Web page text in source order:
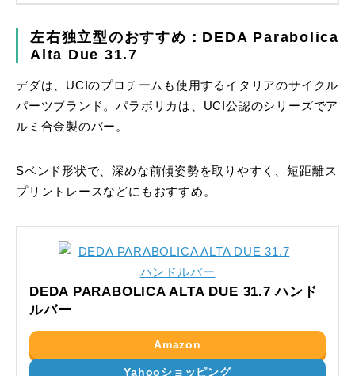
左右独立型のおすすめ：DEDA Parabolica
Alta Due 31.7
デダは、UCIのプロチームも使用するイタリアのサイクル
パーツブランド。パラボリカは、UCI公認のシリーズでア
ルミ合金製のバー。
Sベンド形状で、深めな前傾姿勢を取りやすく、短距離ス
プリントレースなどにもおすすめ。
DEDA PARABOLICA ALTA DUE 31.7 ハンド
ルバー
Amazon
Yahooショッピング